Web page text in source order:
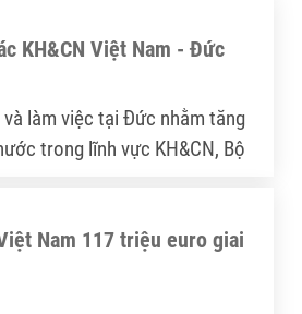
sang Sierra Leone làm việc
Được biết, đoàn lần này có 25
5 người thuần về kỹ thuật
vừa có kỹ thuật trồng lúa vừa
KH&CN Việt Nam - Đức
làm việc tại Đức nhằm tăng
trong lĩnh vực KH&CN, Bộ
họp với Quốc vụ khanh Bộ
Nam 117 triệu euro giai